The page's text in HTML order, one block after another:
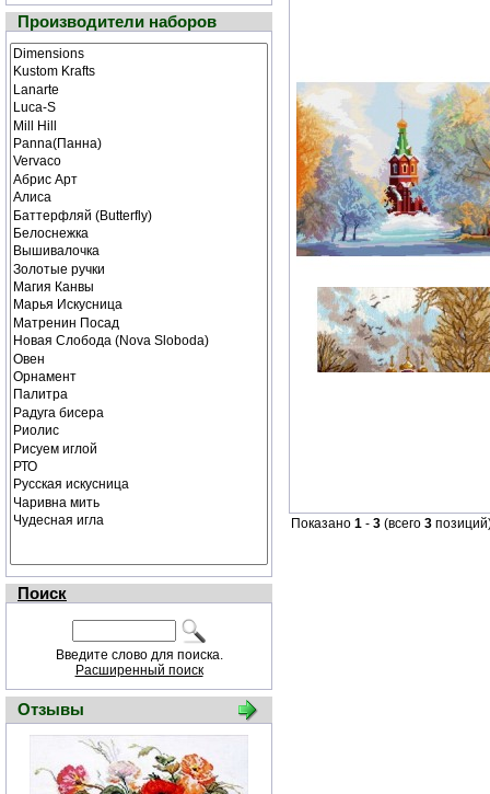
Производители наборов
Поиск
Введите слово для поиска.
Расширенный поиск
Отзывы
Показано 1 - 3 (всего 3